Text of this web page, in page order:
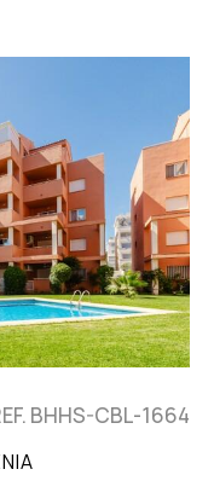
BHHS-CBL-1664